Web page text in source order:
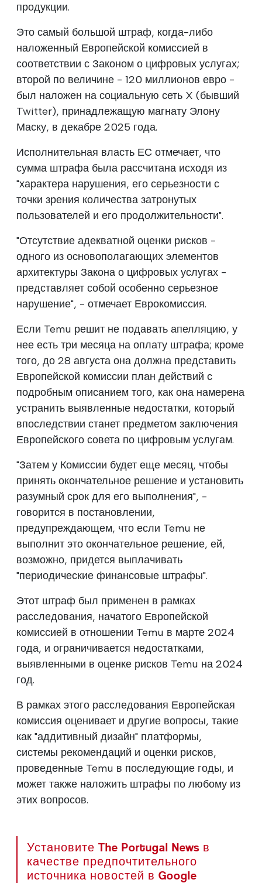
продукции.
Это самый большой штраф, когда-либо
наложенный Европейской комиссией в
соответствии с Законом о цифровых услугах;
второй по величине - 120 миллионов евро -
был наложен на социальную сеть X (бывший
Twitter), принадлежащую магнату Элону
Маску, в декабре 2025 года.
Исполнительная власть ЕС отмечает, что
сумма штрафа была рассчитана исходя из
"характера нарушения, его серьезности с
точки зрения количества затронутых
пользователей и его продолжительности".
"Отсутствие адекватной оценки рисков -
одного из основополагающих элементов
архитектуры Закона о цифровых услугах -
представляет собой особенно серьезное
нарушение", - отмечает Еврокомиссия.
Если Temu решит не подавать апелляцию, у
нее есть три месяца на оплату штрафа; кроме
того, до 28 августа она должна представить
Европейской комиссии план действий с
подробным описанием того, как она намерена
устранить выявленные недостатки, который
впоследствии станет предметом заключения
Европейского совета по цифровым услугам.
"Затем у Комиссии будет еще месяц, чтобы
принять окончательное решение и установить
разумный срок для его выполнения", -
говорится в постановлении,
предупреждающем, что если Temu не
выполнит это окончательное решение, ей,
возможно, придется выплачивать
"периодические финансовые штрафы".
Этот штраф был применен в рамках
расследования, начатого Европейской
комиссией в отношении Temu в марте 2024
года, и ограничивается недостатками,
выявленными в оценке рисков Temu на 2024
год.
В рамках этого расследования Европейская
комиссия оценивает и другие вопросы, такие
как "аддитивный дизайн" платформы,
системы рекомендаций и оценки рисков,
проведенные Temu в последующие годы, и
может также наложить штрафы по любому из
этих вопросов.
Установите The Portugal News в
качестве предпочтительного
источника новостей в Google